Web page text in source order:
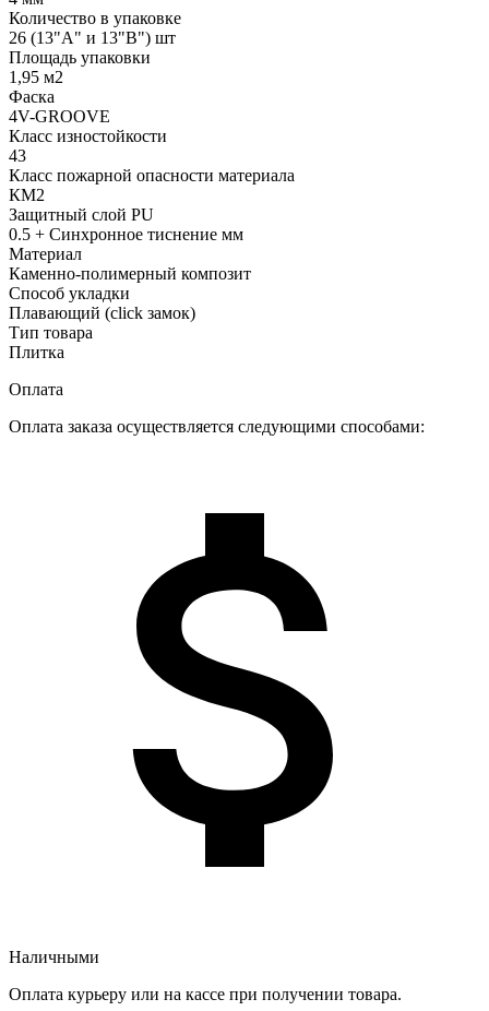
Количество в упаковке
26 (13"А" и 13"В") шт
Площадь упаковки
1,95 м2
Фаска
4V-GROOVE
Класс изностойкости
43
Класс пожарной опасности материала
КМ2
Защитный слой PU
0.5 + Cинхронное тиснение мм
Материал
Каменно-полимерный композит
Способ укладки
Плавающий (click замок)
Тип товара
Плитка
Оплата
Оплата заказа осуществляется следующими способами:
Наличными
Оплата курьеру или на кассе при получении товара.